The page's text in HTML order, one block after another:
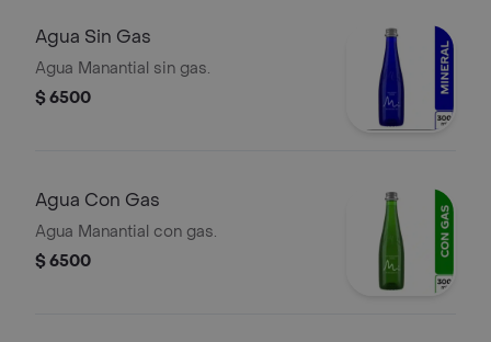
Agua Sin Gas
Agua Manantial sin gas.
$ 6500
Agua Con Gas
Agua Manantial con gas.
$ 6500